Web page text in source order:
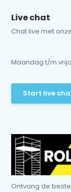
Live chat
Chat live met
Maandag t/m
Start live
Ontvang de